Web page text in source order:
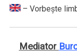
– Vorbeşte
Mediator